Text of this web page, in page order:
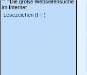
Lesezeichen (FF)